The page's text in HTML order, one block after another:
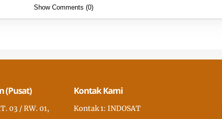
Show Comments (0)
(Pusat)
03 / RW. 01,
Kontak Kami
Kontak 1: INDOSAT